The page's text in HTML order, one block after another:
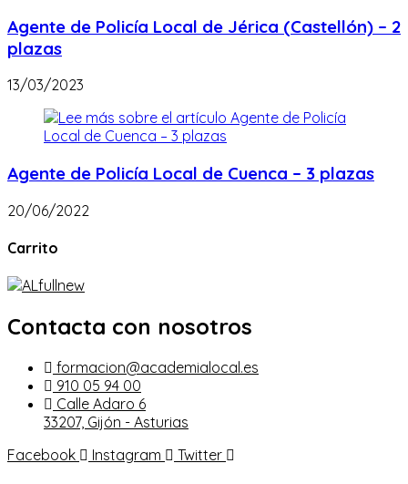
Agente de Policía Local de Jérica (Castellón) – 2
plazas
13/03/2023
Agente de Policía Local de Cuenca – 3 plazas
20/06/2022
Carrito
Contacta con nosotros
formacion@academialocal.es
910 05 94 00
Calle Adaro 6
33207, Gijón - Asturias
Facebook
Instagram Twitter